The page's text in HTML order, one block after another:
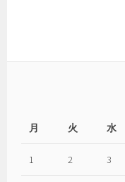
月
火 水
1 2 3